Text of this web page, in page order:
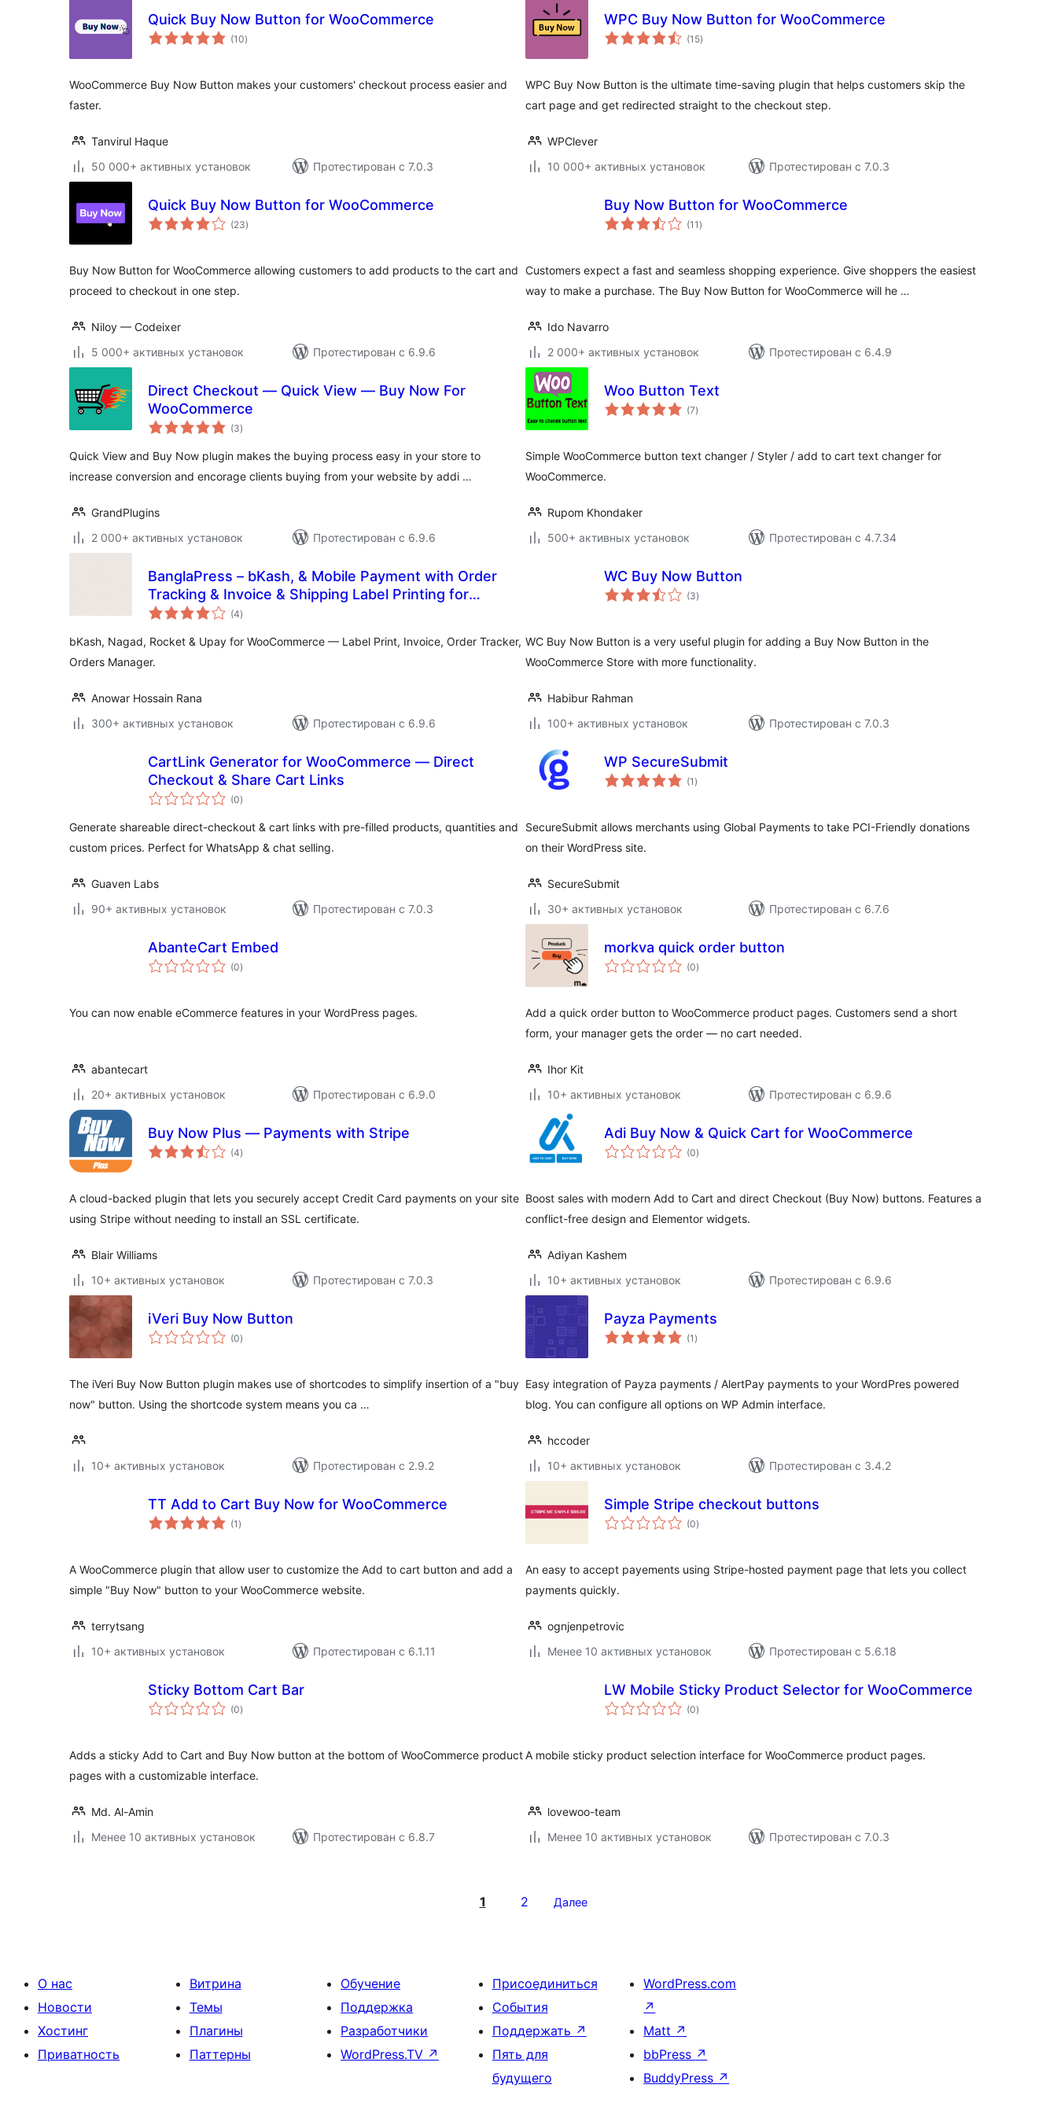
Quick Buy Now Button for WooCommerce
(10общий
рейтинг
)
WooCommerce Buy Now Button makes your customers' checkout process easier and
faster.
Tanvirul Haque
50 000+ активных установок
Протестирован с 7.0.3
WPC Buy Now Button for WooCommerce
(15общий
рейтинг
)
WPC Buy Now Button is the ultimate time-saving plugin that helps customers skip the
cart page and get redirected straight to the checkout step.
WPClever
10 000+ активных установок
Протестирован с 7.0.3
Quick Buy Now Button for WooCommerce
(23общий
рейтинг
)
Buy Now Button for WooCommerce allowing customers to add products to the cart and
proceed to checkout in one step.
Niloy — Codeixer
5 000+ активных установок
Протестирован с 6.9.6
Buy Now Button for WooCommerce
(11 общий
рейтинг
)
Customers expect a fast and seamless shopping experience. Give shoppers the easiest
way to make a purchase. The Buy Now Button for WooCommerce will he …
Ido Navarro
2 000+ активных установок
Протестирован с 6.4.9
Direct Checkout — Quick View — Buy Now For
WooCommerce
(3общий
рейтинг
)
Quick View and Buy Now plugin makes the buying process easy in your store to
increase conversion and encorage clients buying from your website by addi …
GrandPlugins
2 000+ активных установок
Протестирован с 6.9.6
Woo Button Text
(7общий
рейтинг
)
Simple WooCommerce button text changer / Styler / add to cart text changer for
WooCommerce.
Rupom Khondaker
500+ активных установок
Протестирован с 4.7.34
BanglaPress – bKash, & Mobile Payment with Order
Tracking & Invoice & Shipping Label Printing for
WooCommerce
(4общий
рейтинг
)
bKash, Nagad, Rocket & Upay for WooCommerce — Label Print, Invoice, Order Tracker,
Orders Manager.
Anowar Hossain Rana
300+ активных установок
Протестирован с 6.9.6
WC Buy Now Button
(3общий
рейтинг
)
WC Buy Now Button is a very useful plugin for adding a Buy Now Button in the
WooCommerce Store with more functionality.
Habibur Rahman
100+ активных установок
Протестирован с 7.0.3
CartLink Generator for WooCommerce — Direct
Checkout & Share Cart Links
(0общий
рейтинг
)
Generate shareable direct-checkout & cart links with pre-filled products, quantities and
custom prices. Perfect for WhatsApp & chat selling.
Guaven Labs
90+ активных установок
Протестирован с 7.0.3
WP SecureSubmit
(1 общий
рейтинг
)
SecureSubmit allows merchants using Global Payments to take PCI-Friendly donations
on their WordPress site.
SecureSubmit
30+ активных установок
Протестирован с 6.7.6
AbanteCart Embed
(0общий
рейтинг
)
You can now enable eCommerce features in your WordPress pages.
abantecart
20+ активных установок
Протестирован с 6.9.0
morkva quick order button
(0общий
рейтинг
)
Add a quick order button to WooCommerce product pages. Customers send a short
form, your manager gets the order — no cart needed.
Ihor Kit
10+ активных установок
Протестирован с 6.9.6
Buy Now Plus — Payments with Stripe
(4общий
рейтинг
)
A cloud-backed plugin that lets you securely accept Credit Card payments on your site
using Stripe without needing to install an SSL certificate.
Blair Williams
10+ активных установок
Протестирован с 7.0.3
Adi Buy Now & Quick Cart for WooCommerce
(0общий
рейтинг
)
Boost sales with modern Add to Cart and direct Checkout (Buy Now) buttons. Features a
conflict-free design and Elementor widgets.
Adiyan Kashem
10+ активных установок
Протестирован с 6.9.6
iVeri Buy Now Button
(0общий
рейтинг
)
The iVeri Buy Now Button plugin makes use of shortcodes to simplify insertion of a "buy
now" button. Using the shortcode system means you ca …
10+ активных установок Протестирован с 2.9.2
Payza Payments
(1 общий
рейтинг
)
Easy integration of Payza payments / AlertPay payments to your WordPres powered
blog. You can configure all options on WP Admin interface.
hccoder
10+ активных установок
Протестирован с 3.4.2
TT Add to Cart Buy Now for WooCommerce
(1 общий
рейтинг
)
A WooCommerce plugin that allow user to customize the Add to cart button and add a
simple "Buy Now" button to your WooCommerce website.
terrytsang
10+ активных установок
Протестирован с 6.1.11
Simple Stripe checkout buttons
(0общий
рейтинг
)
An easy to accept payements using Stripe-hosted payment page that lets you collect
payments quickly.
ognjenpetrovic
Менее 10 активных установок
Протестирован с 5.6.18
Sticky Bottom Cart Bar
(0общий
рейтинг
)
Adds a sticky Add to Cart and Buy Now button at the bottom of WooCommerce product
pages with a customizable interface.
Md. Al-Amin
Менее 10 активных установок
Протестирован с 6.8.7
LW Mobile Sticky Product Selector for WooCommerce
(0общий
рейтинг
)
A mobile sticky product selection interface for WooCommerce product pages.
lovewoo-team
Менее 10 активных установок
Протестирован с 7.0.3
1 2 Далее
О нас
Новости
Хостинг
Приватность
Витрина
Темы
Плагины
Паттерны
Обучение
Поддержка
Разработчики
WordPress.TV ↗
Присоединиться
События
Поддержать ↗
Пять для
будущего
WordPress.com
↗
Matt ↗
bbPress ↗
BuddyPress ↗